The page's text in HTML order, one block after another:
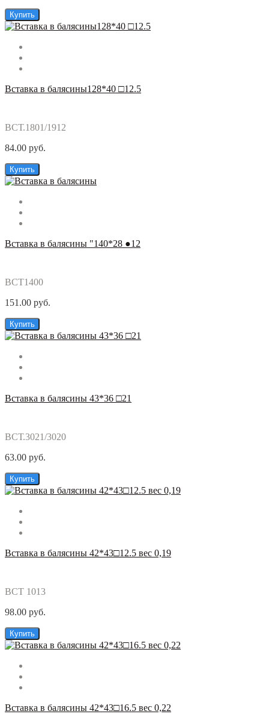
Купить
Вставка в балясины128*40 □12.5
ВСТ.1801/1912
84.00 руб.
Купить
Вставка в балясины "140*28 ●12
ВСТ1400
151.00 руб.
Купить
Вставка в балясины 43*36 □21
ВСТ.3021/3020
63.00 руб.
Купить
Вставка в балясины 42*43□12.5 вес 0,19
ВСТ 1013
98.00 руб.
Купить
Вставка в балясины 42*43□16.5 вес 0,22